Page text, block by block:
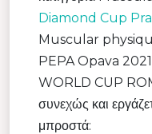
Diamond Cup
Muscular
PEPA Opava 2021
WORLD CUP
συνεχώς και
μπροστά: